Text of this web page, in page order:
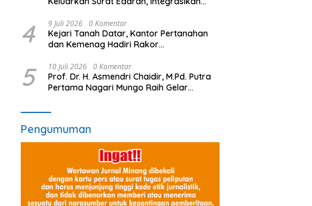
4 9 Juli 2026 0 Komentar
Kejari Tanah Datar, Kantor Pertanahan
dan Kemenag Hadiri Rakor
5 10 Juli 2026 0 Komentar
Prof. Dr. H. Asmendri Chaidir, M.Pd. Putra
Pertama Nagari Mungo Raih Gelar
Pengumuman